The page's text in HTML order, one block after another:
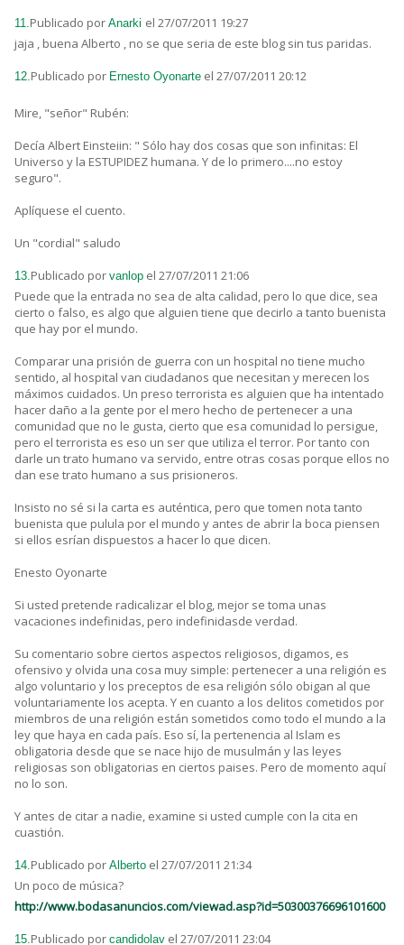
11.Publicado por Anarki el 27/07/2011 19:27
jaja , buena Alberto , no se que seria de este blog sin tus paridas.
12.Publicado por Ernesto Oyonarte el 27/07/2011 20:12
Mire, "señor" Rubén:
Decía Albert Einsteiin: " Sólo hay dos cosas que son infinitas: El
Universo y la ESTUPIDEZ humana. Y de lo primero....no estoy
seguro".
Aplíquese el cuento.
Un "cordial" saludo
13.Publicado por vanlop el 27/07/2011 21:06
Puede que la entrada no sea de alta calidad, pero lo que dice, sea
cierto o falso, es algo que alguien tiene que decirlo a tanto buenista
que hay por el mundo.
Comparar una prisión de guerra con un hospital no tiene mucho
sentido, al hospital van ciudadanos que necesitan y merecen los
máximos cuidados. Un preso terrorista es alguien que ha intentado
hacer daño a la gente por el mero hecho de pertenecer a una
comunidad que no le gusta, cierto que esa comunidad lo persigue,
pero el terrorista es eso un ser que utiliza el terror. Por tanto con
darle un trato humano va servido, entre otras cosas porque ellos no
dan ese trato humano a sus prisioneros.
Insisto no sé si la carta es auténtica, pero que tomen nota tanto
buenista que pulula por el mundo y antes de abrir la boca piensen
si ellos esrían dispuestos a hacer lo que dicen.
Enesto Oyonarte
Si usted pretende radicalizar el blog, mejor se toma unas
vacaciones indefinidas, pero indefinidasde verdad.
Su comentario sobre ciertos aspectos religiosos, digamos, es
ofensivo y olvida una cosa muy simple: pertenecer a una religión es
algo voluntario y los preceptos de esa religión sólo obigan al que
voluntariamente los acepta. Y en cuanto a los delitos cometidos por
miembros de una religión están sometidos como todo el mundo a la
ley que haya en cada país. Eso sí, la pertenencia al Islam es
obligatoria desde que se nace hijo de musulmán y las leyes
religiosas son obligatorias en ciertos paises. Pero de momento aquí
no lo son.
Y antes de citar a nadie, examine si usted cumple con la cita en
cuastión.
14.Publicado por Alberto el 27/07/2011 21:34
Un poco de música?
http://www.bodasanuncios.com/viewad.asp?id=50300376696101600
15.Publicado por candidolav el 27/07/2011 23:04